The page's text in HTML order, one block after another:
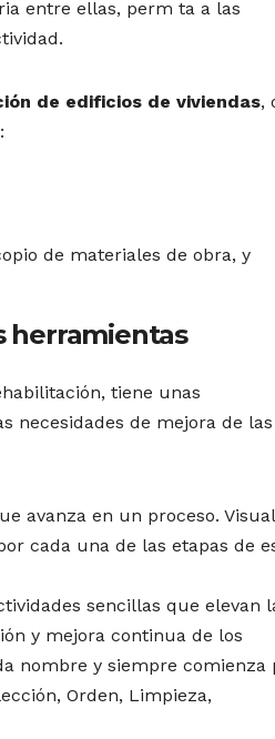
entre ellas, perm ta a las
de edificios de viviendas,
:
de materiales de obra, y
herramientas
tiene unas
necesidades de mejora de las
avanza en un proceso.
cada una de las etapas de
sencillas que elevan
y mejora continua de los
nombre y siempre comienza
Orden, Limpieza,